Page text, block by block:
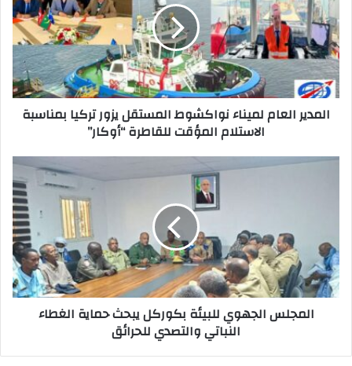
المدير العام لميناء نواكشوط المستقل يزور تركيا بمناسبة
الاستلام المؤقت للقاطرة “أوكار”
المجلس الجهوي للبيئة بكوركل يبحث حماية الغطاء
النباتي والتصدي للحرائق